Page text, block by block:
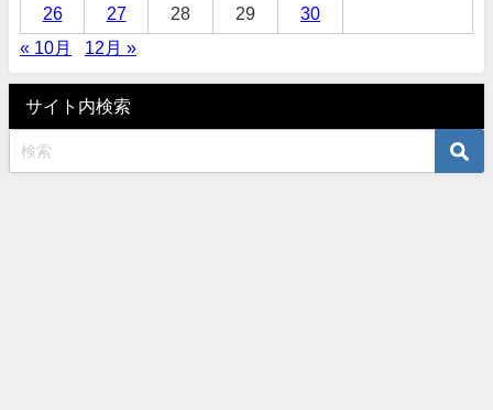
26 27 28 29
30
« 10月
12月 »
サイト内検索